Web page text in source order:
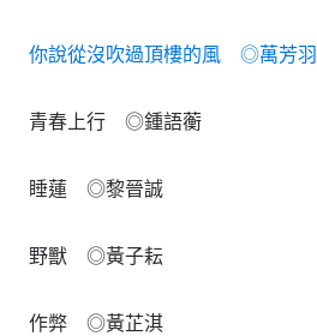
你說從沒吹過頂樓的風 ◎萬芳羽
青春上行 ◎鍾語蘅
睡蓮 ◎黎晉誠
野獸 ◎黃子耘
作弊 ◎黃芷淇